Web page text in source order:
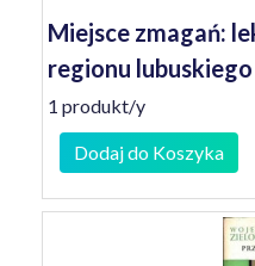
Miejsce zmagań:
regionu lubuskiego
1 produkt/y
Dodaj do Koszyka